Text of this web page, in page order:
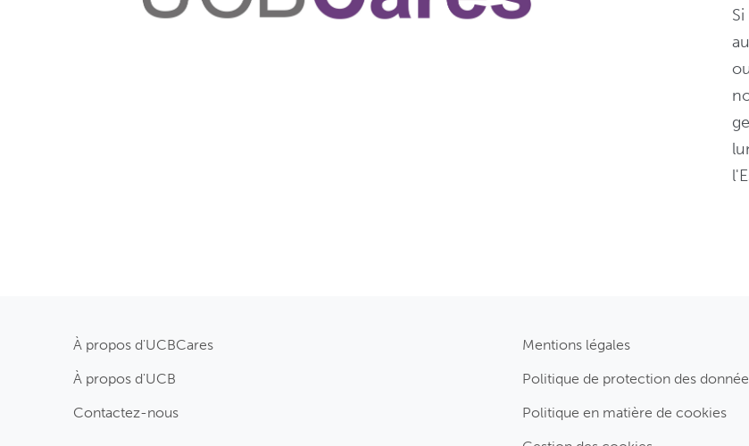
À propos d'UCBCares
À propos d'UCB
Contactez-nous
Mentions légales
Politique de protection des
Politique en matière de cookies